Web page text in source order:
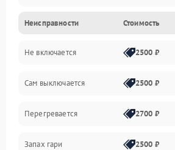
Неисправности Стоимость
Не включается 2500 ₽
Сам выключается 2500 ₽
Перегревается 2700 ₽
Запах гари 2500 ₽